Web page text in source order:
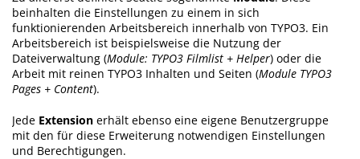
beinhalten die Einstellungen zu einem in sich
funktionierenden Arbeitsbereich innerhalb von TYPO3. Ein
Arbeitsbereich ist beispielsweise die Nutzung der
Dateiverwaltung (Module: TYPO3 Filmlist + Helper) oder die
Arbeit mit reinen TYPO3 Inhalten und Seiten (Module TYPO3
Pages + Content).
Jede Extension erhält ebenso eine eigene Benutzergruppe
mit den für diese Erweiterung notwendigen Einstellungen
und Berechtigungen.